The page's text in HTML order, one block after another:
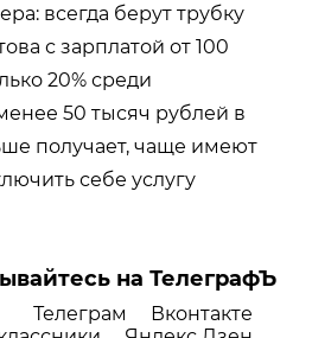
всегда берут трубку
с зарплатой от 100
20% среди
50 тысяч рублей в
получает, чаще имеют
себе услугу
на ТелеграфЪ
Телеграм
Вконтакте